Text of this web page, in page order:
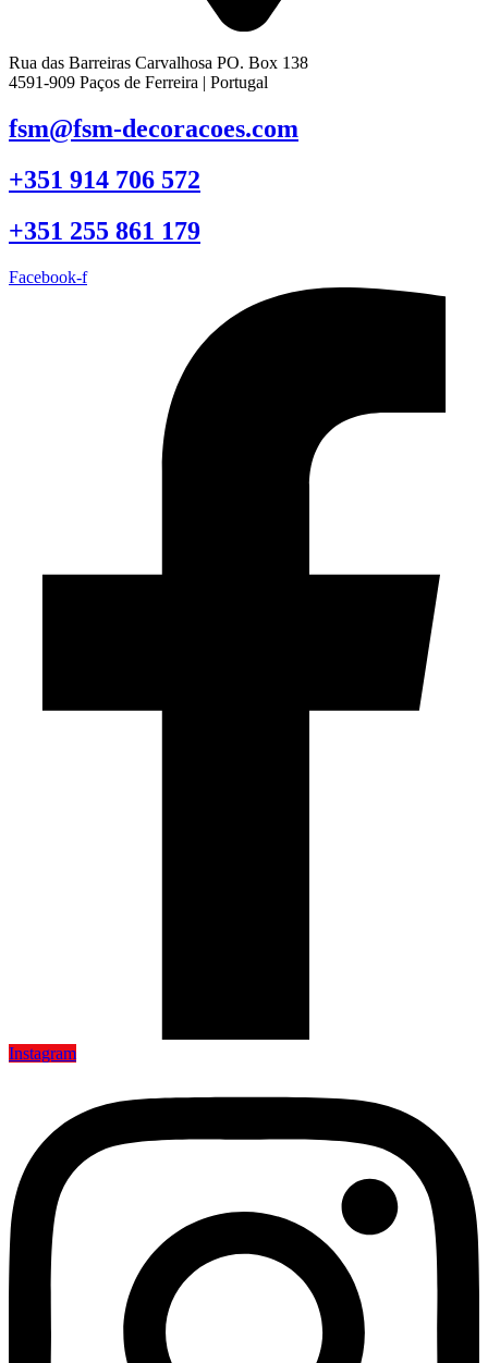
Rua das Barreiras Carvalhosa PO. Box 138
4591-909 Paços de Ferreira | Portugal
fsm@fsm-decoracoes.com
+351 914 706 572
+351 255 861 179
Facebook-f
Instagram